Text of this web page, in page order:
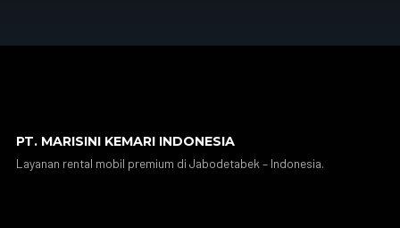
PT. MARISINI KEMARI INDONESIA
Layanan rental mobil premium di Jabodetabek – Indonesia.